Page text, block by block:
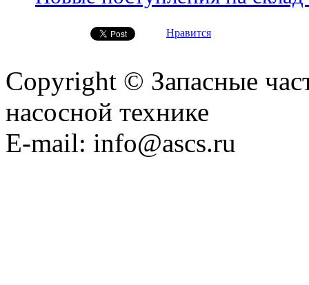
Нравится
Copyright © Запасные
насосной технике
E-mail: info@ascs.ru